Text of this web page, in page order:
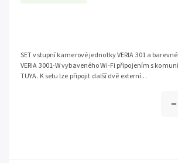
SET vstupní kamerové jednotky VERIA 301 a
VERIA 3001-W vybaveného Wi-Fi připojením s
TUYA. K setu lze připojit další dvě externí...